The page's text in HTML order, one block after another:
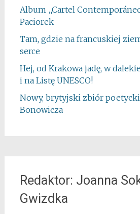
Album „Cartel
Paciorek
Tam, gdzie na francuskiej
serce
Hej, od Krakowa jadę, w
i na Listę UNESCO!
Nowy, brytyjski zbiór
Bonowicza
Redaktor: Joanna
Gwizdka